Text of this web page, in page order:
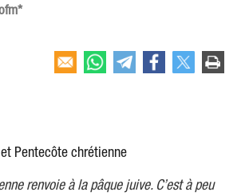
Pentecôte chrétienne
renvoie à la pâque juive. C’est à peu